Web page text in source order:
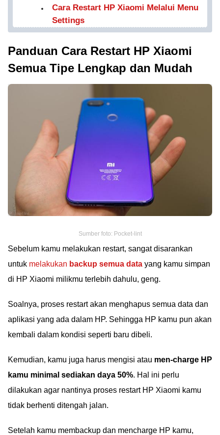
Cara Restart HP Xiaomi Melalui Menu
Settings
Panduan Cara Restart HP Xiaomi
Semua Tipe Lengkap dan Mudah
Sumber foto: Pocket-lint
Sebelum kamu melakukan restart, sangat disarankan
untuk melakukan backup semua data yang kamu simpan
di HP Xiaomi milikmu terlebih dahulu, geng.
Soalnya, proses restart akan menghapus semua data dan
aplikasi yang ada dalam HP. Sehingga HP kamu pun akan
kembali dalam kondisi seperti baru dibeli.
Kemudian, kamu juga harus mengisi atau men-charge HP
kamu minimal sediakan daya 50%. Hal ini perlu
dilakukan agar nantinya proses restart HP Xiaomi kamu
tidak berhenti ditengah jalan.
Setelah kamu membackup dan mencharge HP kamu,